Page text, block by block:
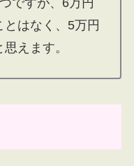
ですが、6万円
はなく、5万円
えます。